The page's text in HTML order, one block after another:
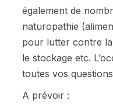
également de
naturopathie
pour lutter contre la
le stockage etc.
toutes vos
A prévoir :